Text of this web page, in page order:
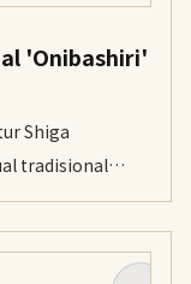
'Onibashiri'
Shiga
tradisional
dan